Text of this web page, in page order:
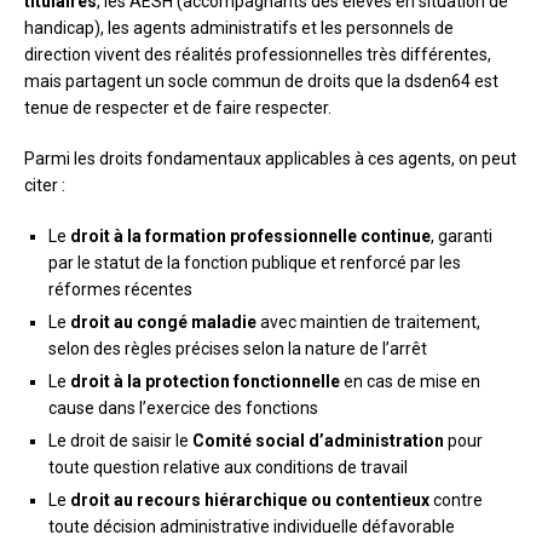
handicap), les agents administratifs et les personnels de
direction vivent des réalités professionnelles très différentes,
mais partagent un socle commun de droits que la dsden64 est
tenue de respecter et de faire respecter.
Parmi les droits fondamentaux applicables à ces agents, on peut
citer :
Le droit à la formation professionnelle continue, garanti
par le statut de la fonction publique et renforcé par les
réformes récentes
Le droit au congé maladieavec maintien de traitement,
selon des règles précises selon la nature de l’arrêt
Le droit à la protection fonctionnelleen cas de mise en
cause dans l’exercice des fonctions
Le droit de saisir le Comité social d’administration pour
toute question relative aux conditions de travail
Le droit au recours hiérarchique ou contentieuxcontre
toute décision administrative individuelle défavorable